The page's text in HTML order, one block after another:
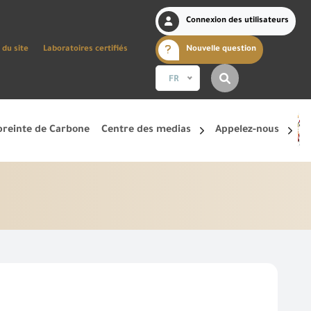
du site Laboratoires certifiés
Connexion des utilisateurs
Nouvelle question
FR
de Carbone Centre des medias Appelez-nous